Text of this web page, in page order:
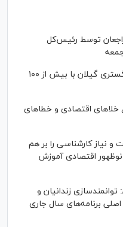
توسط رئیس‌کل
دیدار چهره‌به‌چهره رئیس‌کل دادگستری گیلان با بیش از ۱۰۰
خلا‌های اقتصادی و خطا‌های
نیاز کارشناسی را بر هم
اقتصادی آموزش
زندانیان و
برنامه‌های سال جاری